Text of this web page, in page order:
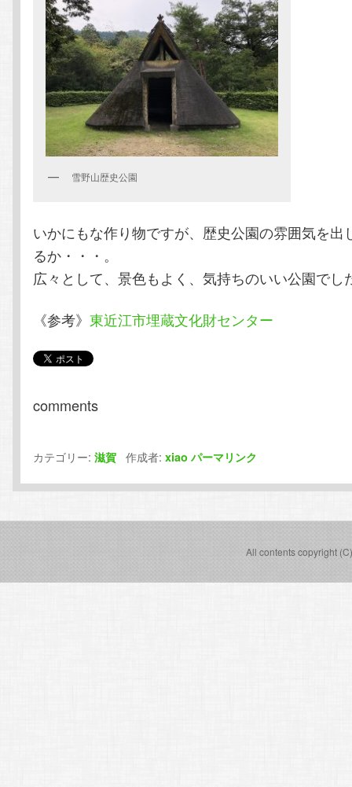
雪野山歴史公園
いかにもな作り物ですが、歴史公園の雰囲気を出
るか・・・。
広々として、景色もよく、気持ちのいい公園でし
《参考》東近江市埋蔵文化財センター
comments
カテゴリー:滋賀 作成者:xiao パーマリンク
All contents copyright